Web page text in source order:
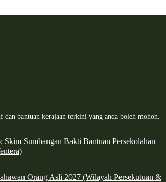
dan bantuan kerajaan terkini yang anda boleh mohon.
Skim Sumbangan Bakti Bantuan Persekolahan
Orang Asli 2027 (Wilayah Persekutuan &